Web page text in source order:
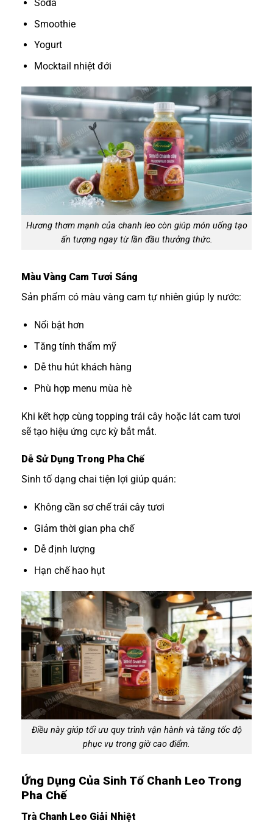
Soda
Smoothie
Yogurt
Mocktail nhiệt đới
Hương thơm mạnh của chanh leo còn giúp món uống tạo
ấn tượng ngay từ lần đầu thưởng thức.
Màu Vàng Cam Tươi Sáng
Sản phẩm có màu vàng cam tự nhiên giúp ly nước:
Nổi bật hơn
Tăng tính thẩm mỹ
Dễ thu hút khách hàng
Phù hợp menu mùa hè
Khi kết hợp cùng topping trái cây hoặc lát cam tươi
sẽ tạo hiệu ứng cực kỳ bắt mắt.
Dễ Sử Dụng Trong Pha Chế
Sinh tố dạng chai tiện lợi giúp quán:
Không cần sơ chế trái cây tươi
Giảm thời gian pha chế
Dễ định lượng
Hạn chế hao hụt
Điều này giúp tối ưu quy trình vận hành và tăng tốc độ
phục vụ trong giờ cao điểm.
Ứng Dụng Của Sinh Tố Chanh Leo Trong
Pha Chế
Trà Chanh Leo Giải Nhiệt